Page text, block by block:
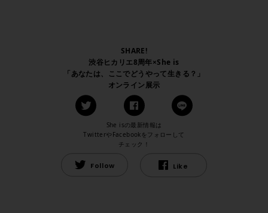
SHARE!
渋谷ヒカリエ8周年×She is
「あなたは、ここでどうやって生きる？」
オンライン展示
She isの最新情報は
TwitterやFacebookをフォローして
チェック！
Follow Like